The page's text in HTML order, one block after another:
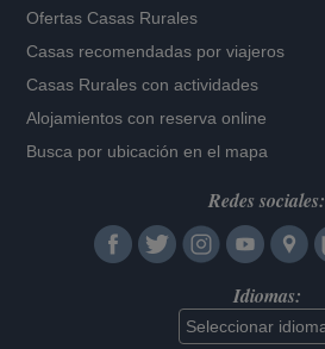
Ofertas Casas Rurales
Casas recomendadas por viajeros
Casas Rurales con actividades
Alojamientos con reserva online
Busca por ubicación en el mapa
Redes sociales:
Idiomas: